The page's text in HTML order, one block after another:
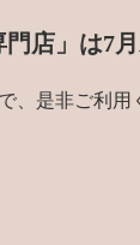
店」は7
、是非ご利用